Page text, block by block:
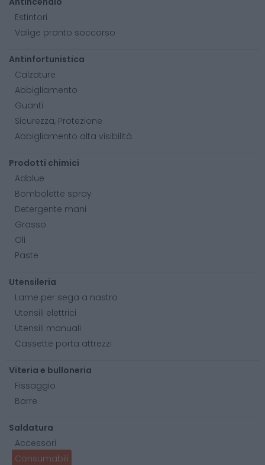
Estintori
Valige pronto soccorso
Antinfortunistica
Calzature
Abbigliamento
Guanti
Sicurezza, Protezione
Abbigliamento alta visibilità
Prodotti chimici
Adblue
Bombolette spray
Detergente mani
Grasso
Oli
Paste
Utensileria
Lame per sega a nastro
Utensili elettrici
Utensili manuali
Cassette porta attrezzi
Viteria e bulloneria
Fissaggio
Barre
Saldatura
Accessori
Consumabili